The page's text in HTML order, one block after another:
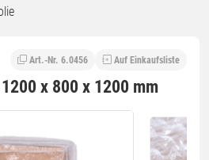
Art.-Nr. 6.0456 Auf Einkaufsliste
x 800 x 1200 mm